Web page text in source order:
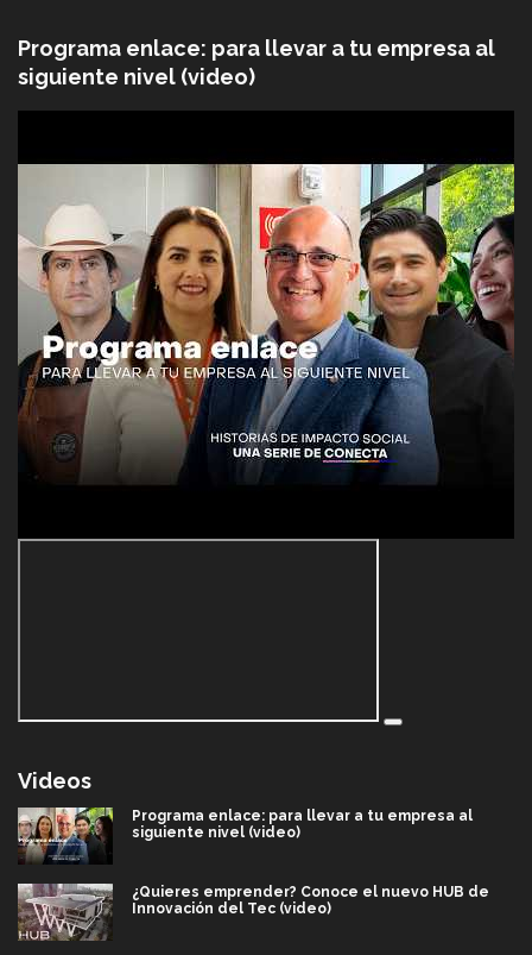
Programa enlace: para llevar a tu empresa al
siguiente nivel (video)
Videos
Programa enlace: para llevar a tu empresa al
siguiente nivel (video)
¿Quieres emprender? Conoce el nuevo HUB de
Innovación del Tec (video)